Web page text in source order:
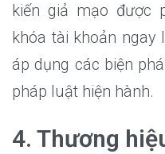
kiến giả mạo được
khóa tài khoản ngay
áp dụng các biện
pháp luật hiện hành.
4. Thương